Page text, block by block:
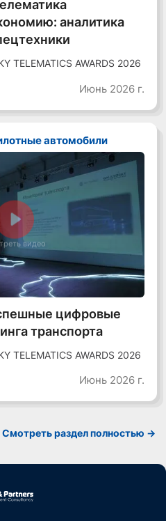
аналитика
TELEMATICS AWARDS 2026
Июнь 2026 г.
автомобили
видео
цифровые
транспорта
TELEMATICS AWARDS 2026
Июнь 2026 г.
Смотреть раздел полностью ->